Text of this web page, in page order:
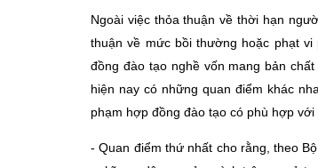
Ngoài việc thỏa thuận về thời hạn
thuận về mức bồi thường hoặc phạt
đồng đào tạo nghề vốn mang bản
hiện nay có những quan điểm khác
phạm hợp đồng đào tạo có phù hợp
- Quan điểm thứ nhất cho rằng, theo